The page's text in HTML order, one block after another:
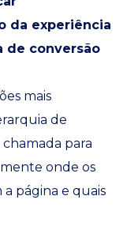
da experiência
de conversão
mais
de
para
onde os
página e quais